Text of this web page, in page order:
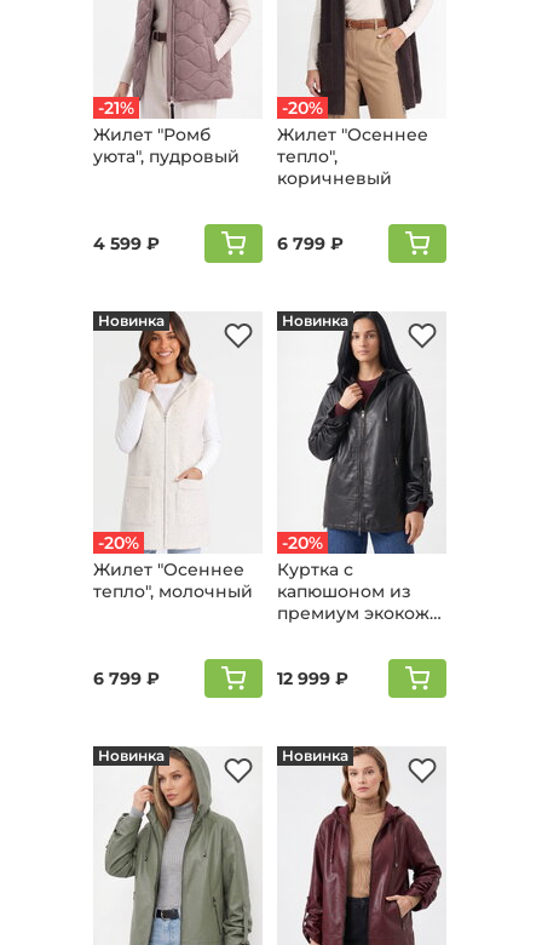
-21%
Жилет "Ромб
уюта", пудровый
4 599 ₽
-20%
Жилет "Осеннее
тепло",
коричневый
6 799 ₽
-20%
Новинка
Жилет "Осеннее
тепло", молочный
6 799 ₽
-20%
Новинка
Куртка с
капюшоном из
премиум экокожи,
12 999 ₽
Новинка Новинка